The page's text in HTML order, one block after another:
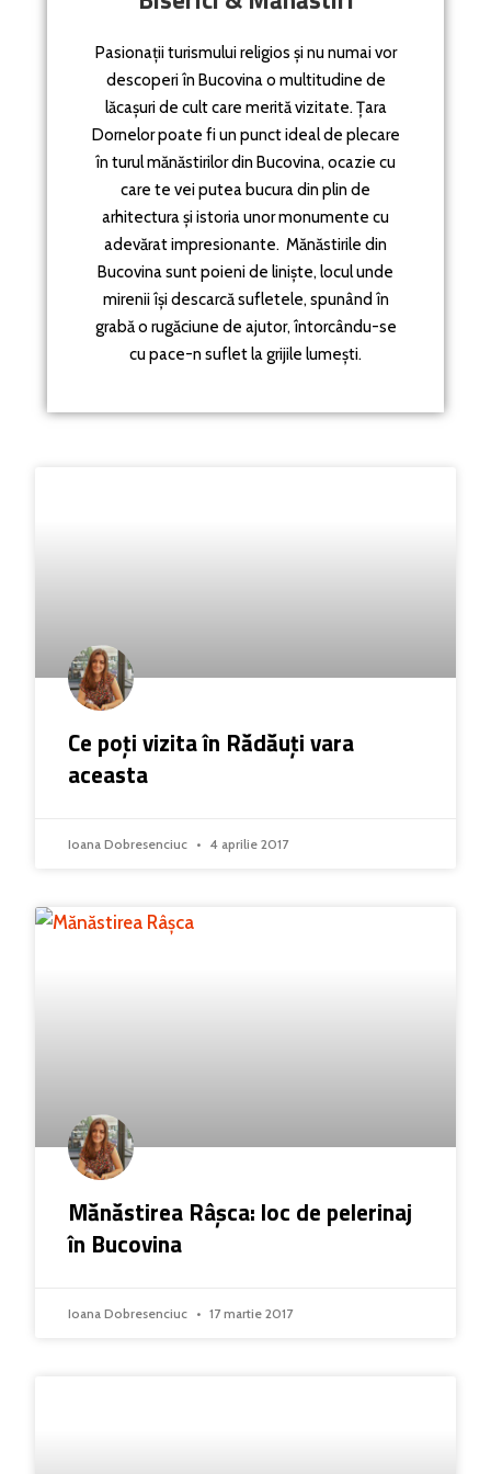
Pasionații turismului religios și nu numai vor
descoperi în Bucovina o multitudine de
lăcașuri de cult care merită vizitate. Țara
Dornelor poate fi un punct ideal de plecare
în turul mănăstirilor din Bucovina, ocazie cu
care te vei putea bucura din plin de
arhitectura și istoria unor monumente cu
adevărat impresionante. Mănăstirile din
Bucovina sunt poieni de liniște, locul unde
mirenii își descarcă sufletele, spunând în
grabă o rugăciune de ajutor, întorcându-se
cu pace-n suflet la grijile lumești.
Ce poți vizita în Rădăuți vara
aceasta
Ioana Dobresenciuc 4 aprilie 2017
Mănăstirea Râșca: loc de pelerinaj
în Bucovina
Ioana Dobresenciuc 17 martie 2017